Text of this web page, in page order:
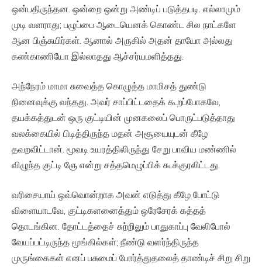
ஒன்பதிருந்தன. ஒன்றை ஒன்று அண்டிப் படுத்தபடி. எல்லாமும்
முடி வளராது; பழுப்பை ஆடையெனக் கொண்ட சில நாட்களே
ஆன பிஞ்சுயிர்கள். ஆனால் அருகில் அதன் தாயோ அல்லது
கண்காணியோ இல்லாதது ஆச்சர்யமளித்தது.
அந்நேரம் மாமா சுவைத்த கொழுத்த மாமிசத் துண்டு
நினைவுக்கு வந்தது. அவர் சாப்பிட்டதைக் கூறப்போகவே,
தயக்கத்துடன் ஒரு குட்டியின் முனகலைப் பொருட்படுத்தாது
வலக்கையில் பிடித்திருந்த மதன் அசூயையுடன் கீழே
தவறவிட்டான். மூவடி உயரத்திலிருந்து சேறு பாவிய மண்ணில்
விழுந்த குட்டி ஞே என்று சத்தமெழுப்பிக் கூக்குரலிட்டது.
வரிசையாய் ஒவ்வொன்றாக அவன் எடுத்து கீழே போட்டு
விளையாடவே, குட்டிகளனைத்தும் ஒரேசேரக் கத்தத்
தொடங்கின. தோட்டத்தைச் சுற்றிலும் பாதுகாப்பு வேலிபோல்
வேயப்பட்டிருந்த மூங்கில்கள்; நீண்டு வளர்ந்திருந்த
முருங்கைகள் எனப் பசுமைப் போர்த்துதலைத் தாண்டிச் சிறு சிறு